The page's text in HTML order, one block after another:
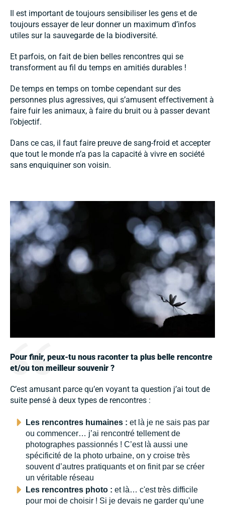
Il est important de toujours sensibiliser les gens et de
toujours essayer de leur donner un maximum d’infos
utiles sur la sauvegarde de la biodiversité.
Et parfois, on fait de bien belles rencontres qui se
transforment au fil du temps en amitiés durables !
De temps en temps on tombe cependant sur des
personnes plus agressives, qui s’amusent effectivement à
faire fuir les animaux, à faire du bruit ou à passer devant
l’objectif.
Dans ce cas, il faut faire preuve de sang-froid et accepter
que tout le monde n’a pas la capacité à vivre en société
sans enquiquiner son voisin.
Pour finir, peux-tu nous raconter ta plus belle rencontre
et/ou ton meilleur souvenir ?
C’est amusant parce qu’en voyant ta question j’ai tout de
suite pensé à deux types de rencontres :
Les rencontres humaines : et là je ne sais pas par
ou commencer… j’ai rencontré tellement de
photographes passionnés ! C’est là aussi une
spécificité de la photo urbaine, on y croise très
souvent d’autres pratiquants et on finit par se créer
un véritable réseau
Les rencontres photo : et là… c'est très difficile
pour moi de choisir ! Si je devais ne garder qu’une